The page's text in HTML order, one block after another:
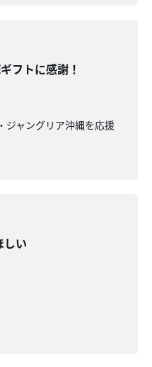
フトに感謝！
ジャングリア沖縄を応援
しい